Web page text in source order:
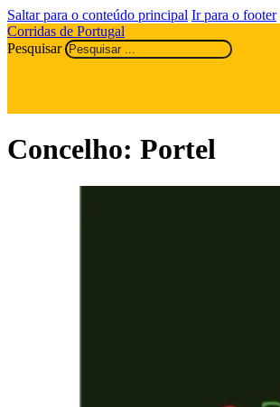
Saltar para o conteúdo principal Ir para o footer
Corridas de Portugal
Pesquisar
Concelho: Portel